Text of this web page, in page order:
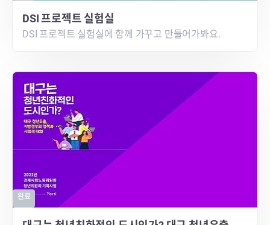
DSI 프로젝트 실험실
DSI 프로젝트 실험실에 함께 가꾸고 만들어가봐요.
완료